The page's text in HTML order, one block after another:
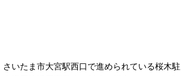
さいたま市大宮駅西口で進められている桜木駐